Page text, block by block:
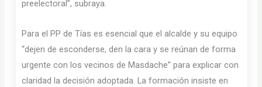
preelectoral”, subraya.
Para el PP de Tías es esencial que el alcalde y su equipo
“dejen de esconderse, den la cara y se reúnan de forma
urgente con los vecinos de Masdache” para explicar con
claridad la decisión adoptada. La formación insiste en